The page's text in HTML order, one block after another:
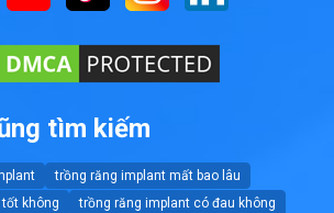
tìm kiếm
trồng răng implant mất bao lâu
không
trồng răng implant có đau không